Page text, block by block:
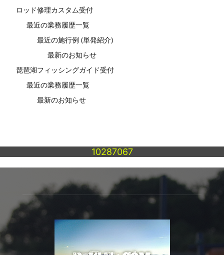
ロッド修理カスタム受付
最近の業務履歴一覧
最近の施行例 (単発紹介)
最新のお知らせ
琵琶湖フィッシングガイド受付
最近の業務履歴一覧
最新のお知らせ
10287067